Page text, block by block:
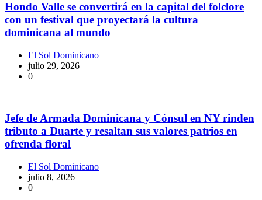
Hondo Valle se convertirá en la capital del folclore
con un festival que proyectará la cultura
dominicana al mundo
El Sol Dominicano
julio 29, 2026
0
Jefe de Armada Dominicana y Cónsul en NY rinden
tributo a Duarte y resaltan sus valores patrios en
ofrenda floral
El Sol Dominicano
julio 8, 2026
0